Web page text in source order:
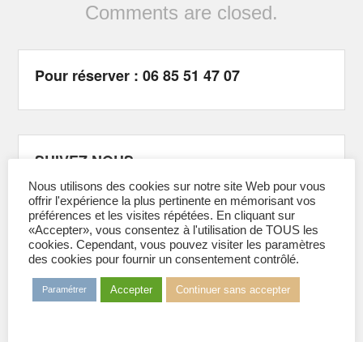
Comments are closed.
Pour réserver : 06 85 51 47 07
SUIVEZ NOUS
Sur Facebook :@GrenobleSkiNautique
Sur Instagram :@sncbfg
Sur Tiktok :@sncbfg
Adhérer à l’association 2026
Nous utilisons des cookies sur notre site Web pour vous
offrir l'expérience la plus pertinente en mémorisant vos
préférences et les visites répétées. En cliquant sur
«Accepter», vous consentez à l'utilisation de TOUS les
cookies. Cependant, vous pouvez visiter les paramètres
des cookies pour fournir un consentement contrôlé.
Paramétrer Accepter Continuer sans accepter